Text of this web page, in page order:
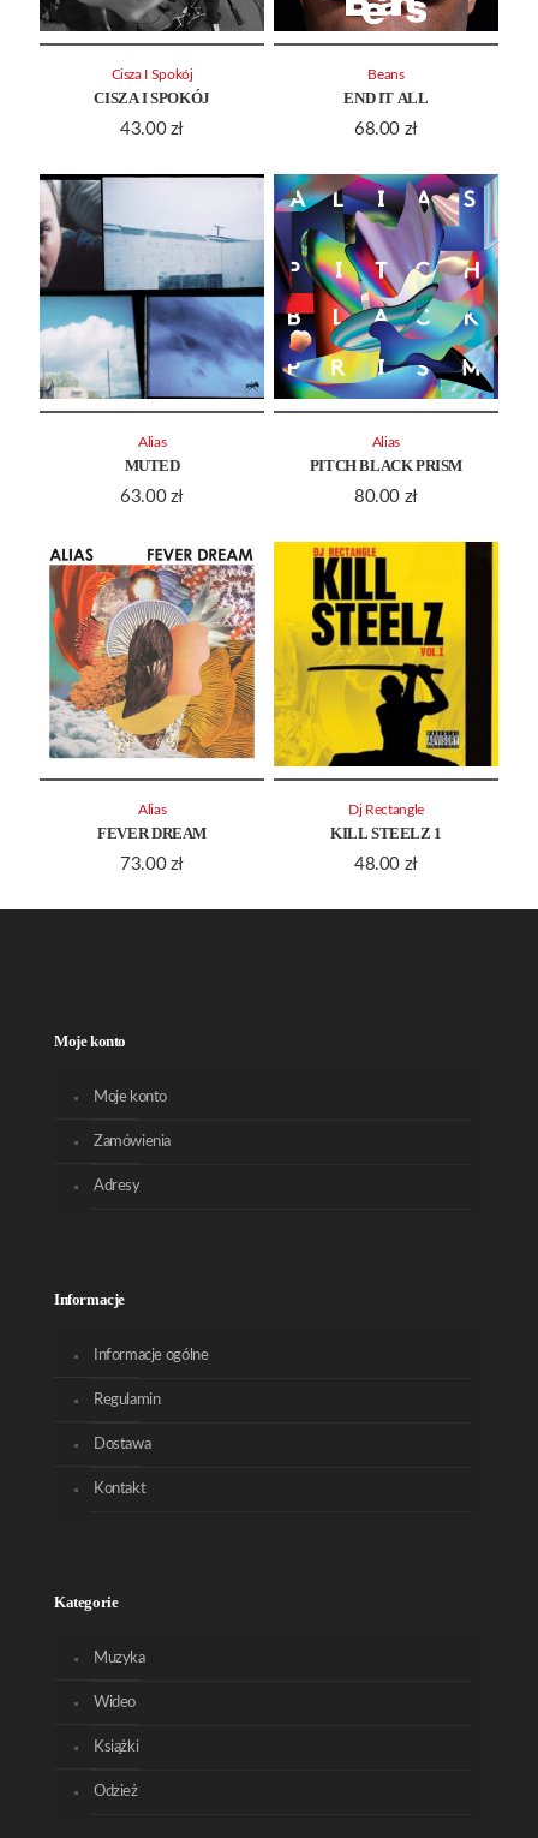
CISZA I SPOKÓJ
43.00 zł
Cisza I Spokój
END IT ALL
68.00 zł
Beans
MUTED
63.00 zł
Alias
PITCH BLACK PRISM
80.00 zł
Alias
FEVER DREAM
73.00 zł
Alias
KILL STEELZ 1
48.00 zł
Dj Rectangle
Moje konto
Moje konto
Zamówienia
Adresy
Informacje
Informacje ogólne
Regulamin
Dostawa
Kontakt
Kategorie
Muzyka
Wideo
Książki
Odzież